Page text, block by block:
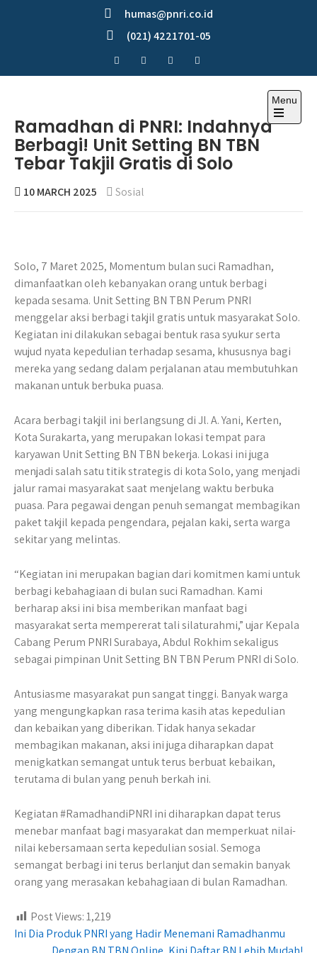
humas@pnri.co.id
(021) 4221701-05
Menu
Ramadhan di PNRI: Indahnya
Berbagi! Unit Setting BN TBN
Tebar Takjil Gratis di Solo
10 MARCH 2025 Sosial
Solo, 7 Maret 2025, Momentum bulan suci Ramadhan,
dimanfaatkan oleh kebanyakan orang untuk berbagi
kepada sesama. Unit Setting BN TBN Perum PNRI
menggelar aksi berbagi takjil gratis untuk masyarakat Solo.
Kegiatan ini dilakukan sebagai bentuk rasa syukur serta
wujud nyata kepedulian terhadap sesama, khususnya bagi
mereka yang sedang dalam perjalanan atau membutuhkan
makanan untuk berbuka puasa.
Acara berbagi takjil ini berlangsung di Jl. A. Yani, Kerten,
Kota Surakarta, yang merupakan lokasi tempat para
karyawan Unit Setting BN TBN bekerja. Lokasi ini juga
menjadi salah satu titik strategis di kota Solo, yang menjadi
jalur ramai masyarakat saat menjelang waktu berbuka
puasa. Para pegawai dengan penuh semangat membagikan
paket takjil kepada pengendara, pejalan kaki, serta warga
sekitar yang melintas.
“Kegiatan ini merupakan bagian dari komitmen kami untuk
berbagi kebahagiaan di bulan suci Ramadhan. Kami
berharap aksi ini bisa memberikan manfaat bagi
masyarakat serta mempererat tali silaturahmi,” ujar Kepala
Cabang Perum PNRI Surabaya, Abdul Rokhim sekaligus
sebagai pimpinan Unit Setting BN TBN Perum PNRI di Solo.
Antusiasme masyarakat pun sangat tinggi. Banyak warga
yang mengungkapkan rasa terima kasih atas kepedulian
dan kebaikan yang diberikan. Tidak hanya sekadar
membagikan makanan, aksi ini juga diharapkan dapat
menigkatkan semangat untuk terus berbuat kebaikan,
terutama di bulan yang penuh berkah ini.
Kegiatan #RamadhandiPNRI ini diharapkan dapat terus
menebar manfaat bagi masyarakat dan memperkuat nilai-
nilai kebersamaan serta kepedulian sosial. Semoga
semangat berbagi ini terus berlanjut dan semakin banyak
orang yang merasakan kebahagiaan di bulan Ramadhan.
Post Views:1,219
Post
Ini Dia Produk PNRI yang Hadir Menemani Ramadhanmu